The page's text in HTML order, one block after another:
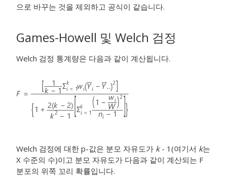
으로 바꾸는 것을 제외하고 공식이 같습니다.
Games-Howell 및 Welch 검정
Welch 검정 통계량은 다음과 같이 계산됩니다.
Welch 검정에 대한 p-값은 분모 자유도가 k- 1(여기서 k는
X 수준의 수)이고 분모 자유도가 다음과 같이 계산되는 F
분포의 위쪽 꼬리 확률입니다.